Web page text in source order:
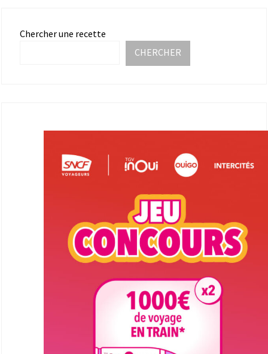
Chercher une recette
CHERCHER